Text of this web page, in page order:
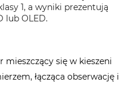
1, a wyniki prezentują
lub OLED.
się w kieszeni
łącząca obserwację i